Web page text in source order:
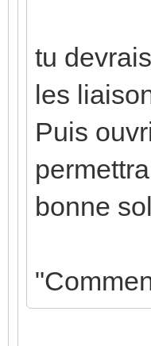
tu
les
Puis
bonne